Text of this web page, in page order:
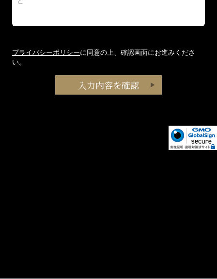
プライバシーポリシーに同意の上、確認画面にお進みくださ
い。